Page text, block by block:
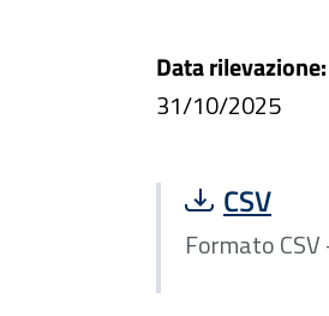
Data rilevazione:
31/10/2025
Scarica file
CSV
Formato